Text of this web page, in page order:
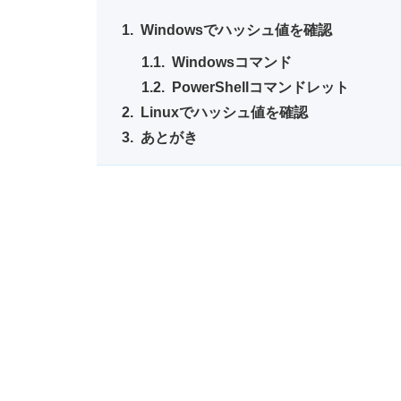
Windowsでハッシュ値を確認
Windowsコマンド
PowerShellコマンドレット
Linuxでハッシュ値を確認
あとがき